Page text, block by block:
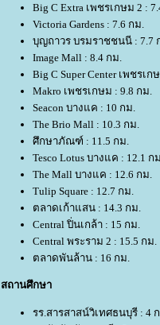
Big C Extra เพชรเกษม 2 :
Victoria Gardens : 7.6 กม.
บุญถาวร บรมราชชนนี : 7.7
Image Mall : 8.4 กม.
Big C Super Center เพชรเก
Makro เพชรเกษม : 9.8 กม.
Seacon บางแค : 10 กม.
The Brio Mall : 10.3 กม.
ศึกษาภัณฑ์ : 11.5 กม.
Tesco Lotus บางแค : 12.1 ก
The Mall บางแค : 12.6 กม.
Tulip Square : 12.7 กม.
ตลาดเก้าแสน : 14.3 กม.
Central ปิ่นเกล้า : 15 กม.
Central พระราม 2 : 15.5 กม.
ตลาดพันล้าน : 16 กม.
สถานศึกษา
รร.สารสาสน์วิเทศธนบุรี : 4